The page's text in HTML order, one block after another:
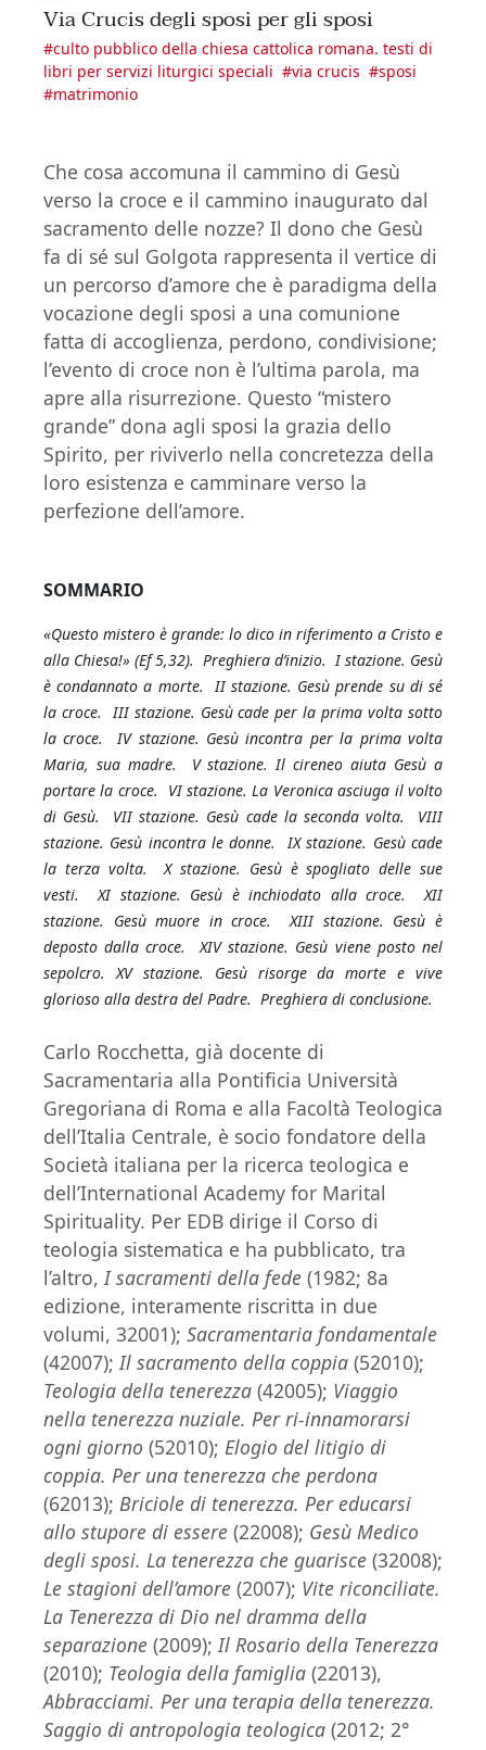
Via Crucis degli sposi per gli sposi
#culto pubblico della chiesa cattolica romana. testi di
libri per servizi liturgici speciali #via crucis #sposi
#matrimonio
Che cosa accomuna il cammino di Gesù
verso la croce e il cammino inaugurato dal
sacramento delle nozze? Il dono che Gesù
fa di sé sul Golgota rappresenta il vertice di
un percorso d’amore che è paradigma della
vocazione degli sposi a una comunione
fatta di accoglienza, perdono, condivisione;
l’evento di croce non è l’ultima parola, ma
apre alla risurrezione. Questo “mistero
grande” dona agli sposi la grazia dello
Spirito, per riviverlo nella concretezza della
loro esistenza e camminare verso la
perfezione dell’amore.
SOMMARIO
«Questo mistero è grande: lo dico in riferimento a Cristo e
alla Chiesa!» (Ef 5,32). Preghiera d’inizio. I stazione. Gesù
è condannato a morte. II stazione. Gesù prende su di sé
la croce. III stazione. Gesù cade per la prima volta sotto
la croce. IV stazione. Gesù incontra per la prima volta
Maria, sua madre. V stazione. Il cireneo aiuta Gesù a
portare la croce. VI stazione. La Veronica asciuga il volto
di Gesù. VII stazione. Gesù cade la seconda volta. VIII
stazione. Gesù incontra le donne. IX stazione. Gesù cade
la terza volta. X stazione. Gesù è spogliato delle sue
vesti. XI stazione. Gesù è inchiodato alla croce. XII
stazione. Gesù muore in croce. XIII stazione. Gesù è
deposto dalla croce. XIV stazione. Gesù viene posto nel
sepolcro. XV stazione. Gesù risorge da morte e vive
glorioso alla destra del Padre. Preghiera di conclusione.
Carlo Rocchetta, già docente di
Sacramentaria alla Pontificia Università
Gregoriana di Roma e alla Facoltà Teologica
dell’Italia Centrale, è socio fondatore della
Società italiana per la ricerca teologica e
dell’International Academy for Marital
Spirituality. Per EDB dirige il Corso di
teologia sistematica e ha pubblicato, tra
l’altro, I sacramenti della fede (1982; 8a
edizione, interamente riscritta in due
volumi, 32001); Sacramentaria fondamentale
(42007);Il sacramento della coppia (52010);
Teologia della tenerezza (42005); Viaggio
nella tenerezza nuziale. Per ri-innamorarsi
ogni giorno (52010); Elogio del litigio di
coppia. Per una tenerezza che perdona
(62013); Briciole di tenerezza. Per educarsi
allo stupore di essere (22008); Gesù Medico
degli sposi. La tenerezza che guarisce (32008);
Le stagioni dell’amore (2007); Vite riconciliate.
La Tenerezza di Dio nel dramma della
separazione (2009);Il Rosario della Tenerezza
(2010); Teologia della famiglia (22013),
Abbracciami. Per una terapia della tenerezza.
Saggio di antropologia teologica (2012; 2°